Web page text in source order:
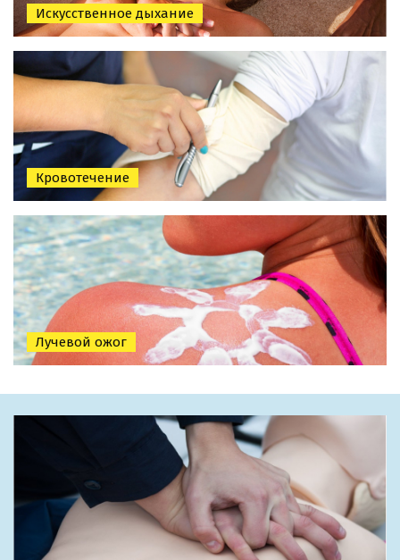
Искусственное дыхание
Кровотечение
Лучевой ожог